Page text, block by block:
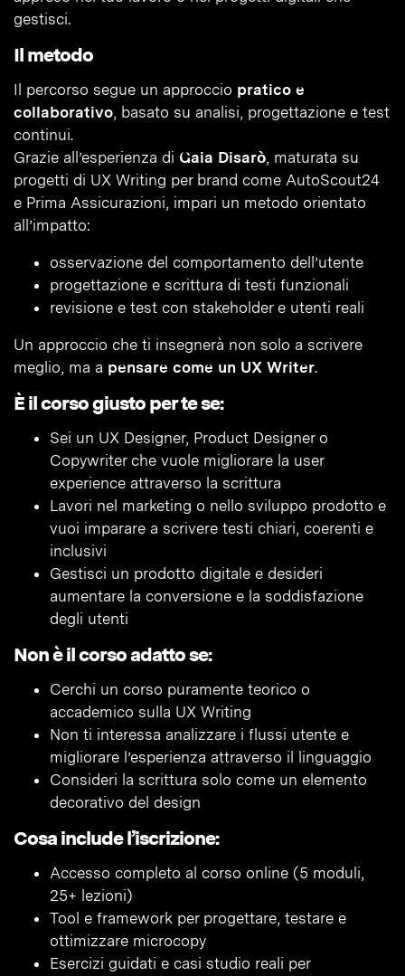
gestisci.
Il metodo
Il percorso segue un approccio pratico e
collaborativo, basato su analisi, progettazione e test
continui.
Grazie all’esperienza di Gaia Disarò, maturata su
progetti di UX Writing per brand come AutoScout24
e Prima Assicurazioni, impari un metodo orientato
all’impatto:
osservazione del comportamento dell’utente
progettazione e scrittura di testi funzionali
revisione e test con stakeholder e utenti reali
Un approccio che ti insegnerà non solo a scrivere
meglio, ma a pensare come un UX Writer.
È il corso giusto per te se:
Sei un UX Designer, Product Designer o
Copywriter che vuole migliorare la user
experience attraverso la scrittura
Lavori nel marketing o nello sviluppo prodotto e
vuoi imparare a scrivere testi chiari, coerenti e
inclusivi
Gestisci un prodotto digitale e desideri
aumentare la conversione e la soddisfazione
degli utenti
Non è il corso adatto se:
Cerchi un corso puramente teorico o
accademico sulla UX Writing
Non ti interessa analizzare i flussi utente e
migliorare l’esperienza attraverso il linguaggio
Consideri la scrittura solo come un elemento
decorativo del design
Cosa include l’iscrizione:
Accesso completo al corso online (5 moduli,
25+ lezioni)
Tool e framework per progettare, testare e
ottimizzare microcopy
Esercizi guidati e casi studio reali per